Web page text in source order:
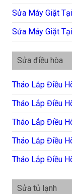
Sửa Máy Giặt
Sửa Máy Giặt
Sửa điều hòa
Tháo Lắp Điều
Tháo Lắp Điều
Tháo Lắp Điều
Tháo Lắp Điều
Tháo Lắp Điều
Sửa tủ lạnh